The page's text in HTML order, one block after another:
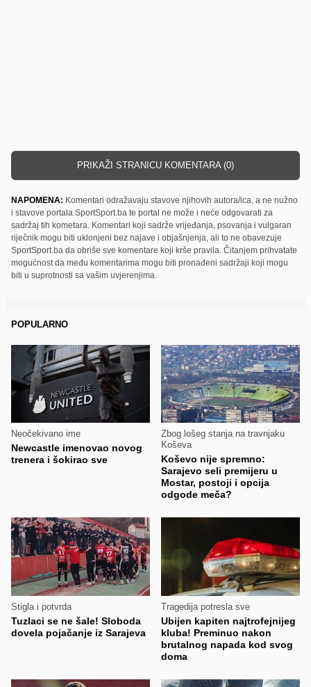
PRIKAŽI STRANICU KOMENTARA (0)
NAPOMENA: Komentari odražavaju stavove njihovih autora/ica, a ne nužno
i stavove portala SportSport.ba te portal ne može i neće odgovarati za
sadržaj tih kometara. Komentari koji sadrže vrijeđanja, psovanja i vulgaran
riječnik mogu biti uklonjeni bez najave i objašnjenja, ali to ne obavezuje
SportSport.ba da obriše sve komentare koji krše pravila. Čitanjem prihvatate
mogućnost da među komentarima mogu biti pronađeni sadržaji koji mogu
biti u suprotnosti sa vašim uvjerenjima.
POPULARNO
Neočekivano ime
Newcastle imenovao novog
trenera i šokirao sve
Zbog lošeg stanja na travnjaku
Koševa
Koševo nije spremno:
Sarajevo seli premijeru u
Mostar, postoji i opcija
odgode meča?
Stigla i potvrda
Tuzlaci se ne šale! Sloboda
dovela pojačanje iz Sarajeva
Tragedija potresla sve
Ubijen kapiten najtrofejnijeg
kluba! Preminuo nakon
brutalnog napada kod svog
doma